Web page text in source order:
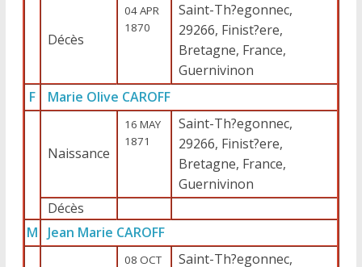
Décès
04 APR
1870
Saint-Th?egonnec,
29266, Finist?ere,
Bretagne, France,
Guernivinon
F
Marie Olive CAROFF
Naissance
16 MAY
1871
Saint-Th?egonnec,
29266, Finist?ere,
Bretagne, France,
Guernivinon
Décès
M
Jean Marie CAROFF
08 OCT
Saint-Th?egonnec,